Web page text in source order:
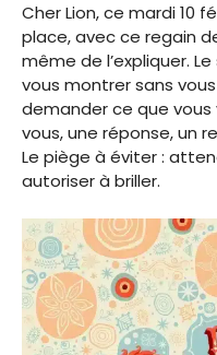
Cher Lion, ce mardi 10
place, avec ce regain
même de l’expliquer.
vous montrer sans
demander ce que
vous, une réponse, un
Le piège à éviter :
autoriser à briller.